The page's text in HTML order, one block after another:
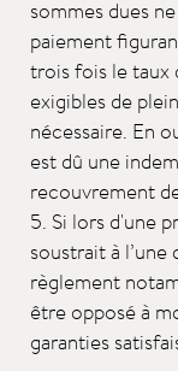
sommes dues
paiement
trois fois le taux
exigibles de
nécessaire. En
est dû une
recouvrement
5. Si lors d'une
soustrait à
règlement
être opposé à
garanties